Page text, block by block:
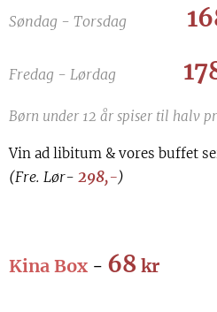
Søndag - Torsdag
Fredag - Lørdag
Børn under 12 år spiser til
Vin ad libitum & vores buffet
(Fre. Lør- 298,-)
Kina Box - 68 kr